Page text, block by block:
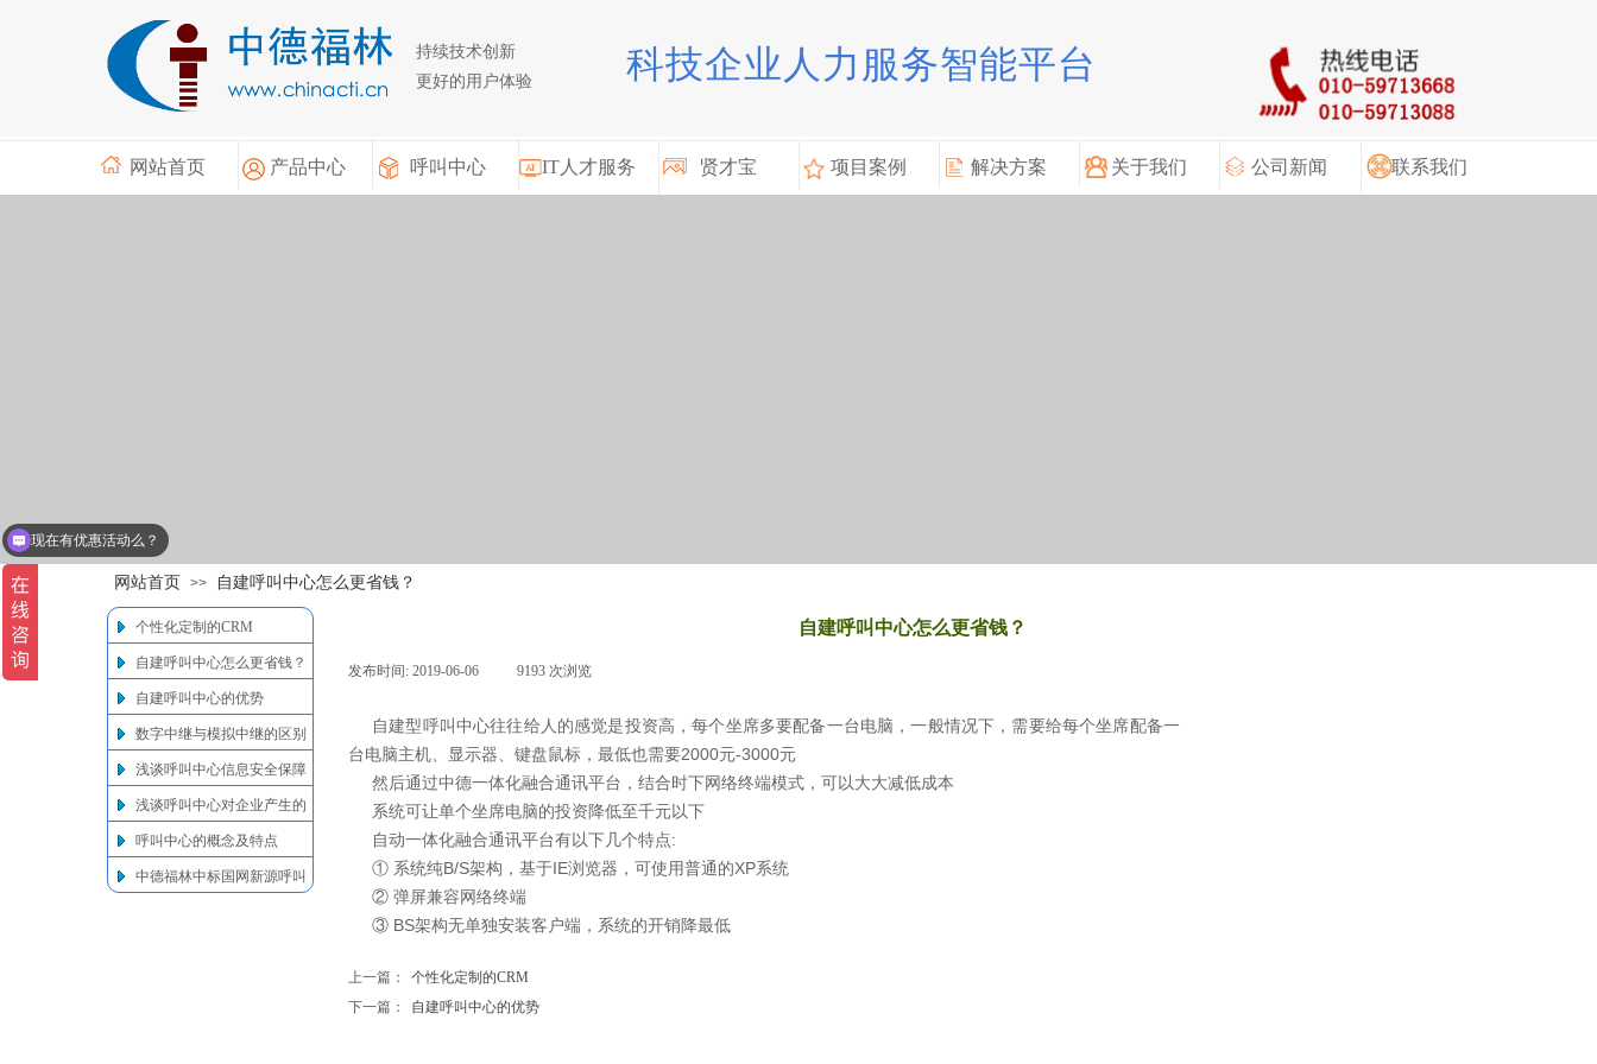
持续技术创新
更好的用户体验
科技企业人力服务智能平台
网站首页 产品中心 呼叫中心 IT人才服务 贤才宝 项目案例 解决方案 关于我们 公司新闻 联系我们
网站首页 >> 自建呼叫中心怎么更省钱？
个性化定制的CRM
自建呼叫中心怎么更省钱？
自建呼叫中心的优势
数字中继与模拟中继的区别
浅谈呼叫中心信息安全保障
浅谈呼叫中心对企业产生的
价值
呼叫中心的概念及特点
中德福林中标国网新源呼叫
自建呼叫中心怎么更省钱？
发布时间: 2019-06-06 9193 次浏览
自建型呼叫中心往往给人的感觉是投资高，每个坐席多要配备一台电脑，一般情况下，需要给每个坐席配备一
台电脑主机、显示器、键盘鼠标，最低也需要2000元-3000元
然后通过中德一体化融合通讯平台，结合时下网络终端模式，可以大大减低成本
系统可让单个坐席电脑的投资降低至千元以下
自动一体化融合通讯平台有以下几个特点:
① 系统纯B/S架构，基于IE浏览器，可使用普通的XP系统
② 弹屏兼容网络终端
③ BS架构无单独安装客户端，系统的开销降最低
上一篇：
个性化定制的CRM
下一篇：
自建呼叫中心的优势
可以介绍下你们的产品么？
现在有优惠活动么？